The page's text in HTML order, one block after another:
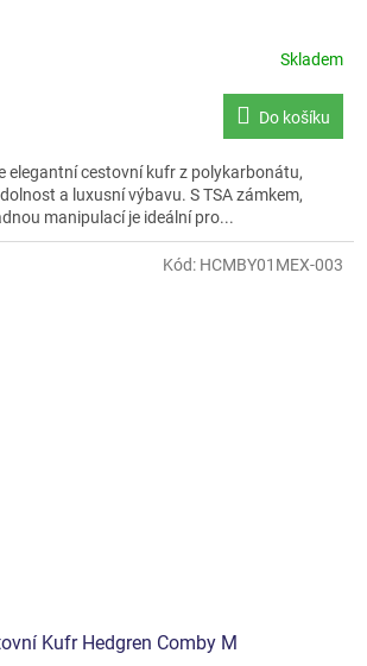
Skladem
Do košíku
elegantní cestovní kufr z polykarbonátu,
a luxusní výbavu. S TSA zámkem,
manipulací je ideální pro...
Kufr Hedgren Comby M
Kód: HCMBY01MEX-003